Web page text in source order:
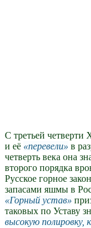
С третьей четверти
и её
перевели
в
четверть века она
второго порядка
Русское горное
запасами яшмы в
Горный устав
таковых по Уставу
высокую полировку,